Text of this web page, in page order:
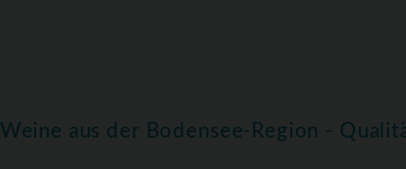
Weine aus der Bodensee-Region -